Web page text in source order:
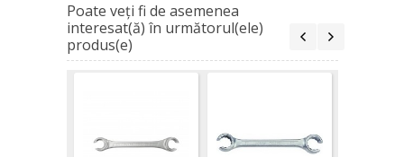
Poate veţi fi de asemenea
interesat(ă) în următorul(ele)
produs(e)